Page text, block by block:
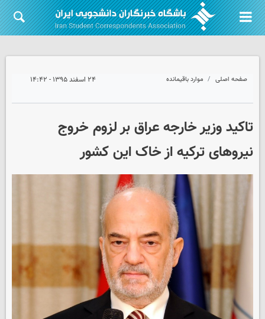
صفحه اصلی موارد باقیمانده ۲۴ اسفند ۱۳۹۵ - ۱۴:۴۲
تاکید وزیر خارجه عراق بر لزوم خروج
نیروهای ترکیه‌ از خاک این کشور